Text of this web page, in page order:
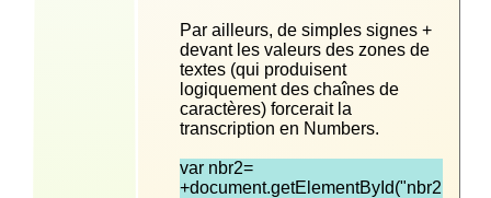
Par ailleurs, de simples signes +
devant les valeurs des zones de
textes (qui produisent
logiquement des chaînes de
caractères) forcerait la
transcription en Numbers.
‎var nbr2=
+document.getElementById("nbr2